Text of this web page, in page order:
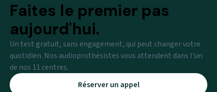
Faites le premier pas
aujourd'hui.
Un test gratuit, sans engagement, qui peut changer votre
quotidien. Nos audioprothésistes vous attendent dans l'un
de nos 11 centres.
Réserver un appel